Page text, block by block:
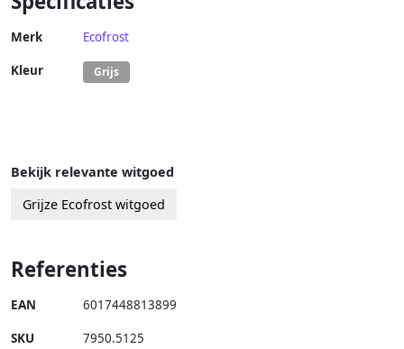
Merk Ecofrost
Kleur Grijs
Bekijk relevante witgoed
Grijze Ecofrost witgoed
Referenties
EAN 6017448813899
SKU 7950.5125